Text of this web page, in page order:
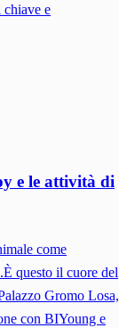
chiave e
e le attività di
come
questo il cuore del
Gromo Losa,
con BIYoung e